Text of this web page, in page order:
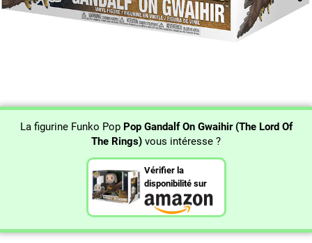
La figurine Funko Pop Pop Gandalf On Gwaihir (The Lord Of
The Rings) vous intéresse ?
Vérifier la
disponibilité sur